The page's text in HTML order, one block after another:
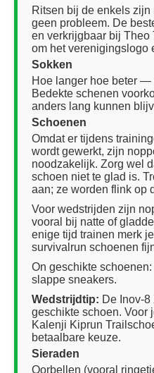
Ritsen bij de enkels zijn
geen probleem. De
en verkrijgbaar bij Theo
om het verenigingslogo
Sokken
Hoe langer hoe beter
Bedekte schenen
anders lang kunnen
Schoenen
Omdat er tijdens
wordt gewerkt, zijn
noodzakelijk. Zorg wel
schoen niet te glad is.
aan; ze worden flink op
Voor wedstrijden zijn
vooral bij natte of
enige tijd trainen merk
survivalrun schoenen
On geschikte
slappe sneakers.
Wedstrijdtip: De
geschikte schoen. Voor
Kalenji Kiprun
betaalbare keuze.
Sieraden
Oorbellen (vooral